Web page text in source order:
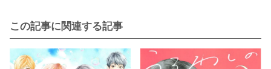
この記事に関連する記事